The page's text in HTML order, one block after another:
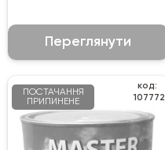
Переглянути
ПОСТАЧАННЯ
ПРИПИНЕНЕ
код:
107772